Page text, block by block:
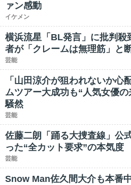
ァン感動
イケメン
横浜流星「BL発言」に批判殺
者が「クレームは無理筋」と
芸能
「山田涼介が狙われないか
ムツアー大成功も“人気女優
騒然
芸能
佐藤二朗「踊る大捜査線」公
った“全カット要求”の本気度
芸能
Snow Man佐久間大介も本番